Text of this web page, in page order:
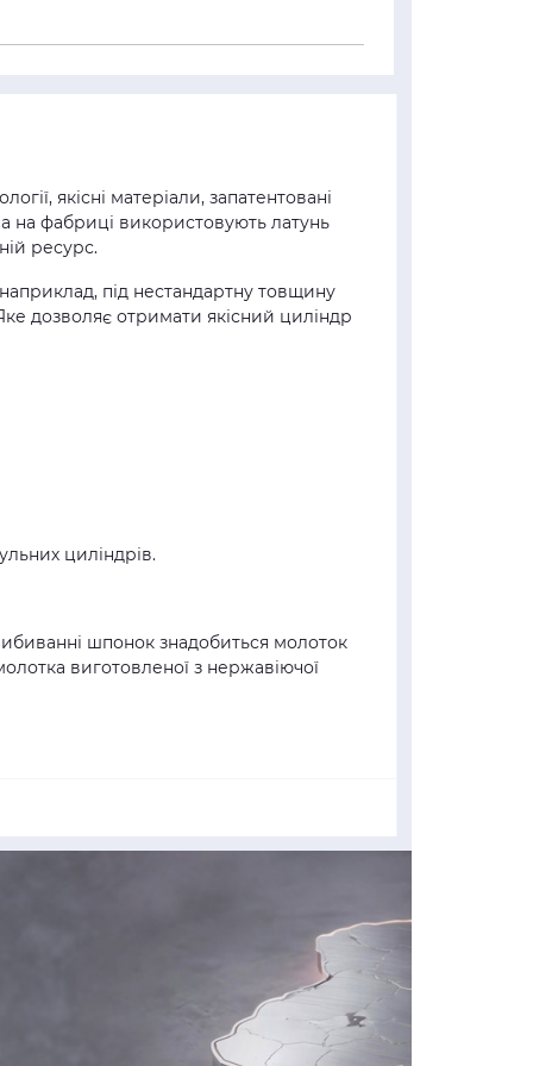
якісні матеріали, запатентовані
на фабриці використовують латунь
ресурс.
під нестандартну товщину
дозволяє отримати якісний циліндр
циліндрів.
шпонок знадобиться молоток
виготовленої з нержавіючої